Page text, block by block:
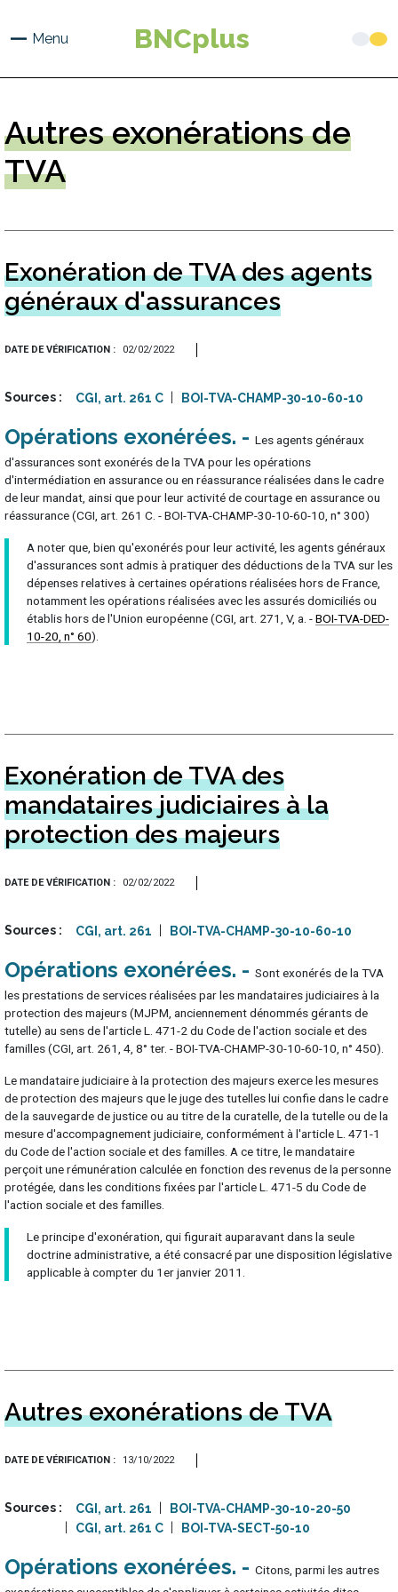
principal
Menu BNCplus
Autresexonérations de
TVA
Exonération de TVA des agents
généraux d'assurances
DATE DE VÉRIFICATION 02/02/2022
Sources CGI, art. 261 C BOI-TVA-CHAMP-30-10-60-10
Opérations exonérées
Les agents généraux
d'assurances sont exonérés de la TVA pour les opérations
d'intermédiation en assurance ou en réassurance réalisées dans le cadre
de leur mandat, ainsi que pour leur activité de courtage en assurance ou
réassurance (CGI, art. 261 C. - BOI-TVA-CHAMP-30-10-60-10, n° 300)
A noter que, bien qu'exonérés pour leur activité, les agents généraux
d'assurances sont admis à pratiquer des déductions de la TVA sur les
dépenses relatives à certaines opérations réalisées hors de France,
notamment les opérations réalisées avec les assurés domiciliés ou
établis hors de l'Union européenne (CGI, art. 271, V, a. -BOI-TVA-DED-
10-20, n° 60).
Exonération de TVA des
mandataires judiciaires à la
protection des majeurs
DATE DE VÉRIFICATION 02/02/2022
Sources CGI, art. 261 BOI-TVA-CHAMP-30-10-60-10
Opérations exonérées
Sont exonérés de la TVA
les prestations de services réalisées par les mandataires judiciaires à la
protection des majeurs (MJPM, anciennement dénommés gérants de
tutelle) au sens de l'article L. 471-2 du Code de l'action sociale et des
familles (CGI, art. 261, 4, 8° ter. - BOI-TVA-CHAMP-30-10-60-10, n° 450).
Le mandataire judiciaire à la protection des majeurs exerce les mesures
de protection des majeurs que le juge des tutelles lui confie dans le cadre
de la sauvegarde de justice ou au titre de la curatelle, de la tutelle ou de la
mesure d'accompagnement judiciaire, conformément à l'article L. 471-1
du Code de l'action sociale et des familles. A ce titre, le mandataire
perçoit une rémunération calculée en fonction des revenus de la personne
protégée, dans les conditions fixées par l'article L. 471-5 du Code de
l'action sociale et des familles.
Le principe d'exonération, qui figurait auparavant dans la seule
doctrine administrative, a été consacré par une disposition législative
applicable à compter du 1er janvier 2011.
Autres exonérations de TVA
DATE DE VÉRIFICATION 13/10/2022
Sources CGI, art. 261
BOI-TVA-CHAMP-30-10-20-50
CGI, art. 261 C
BOI-TVA-SECT-50-10
Opérations exonérées
Citons, parmi les autres